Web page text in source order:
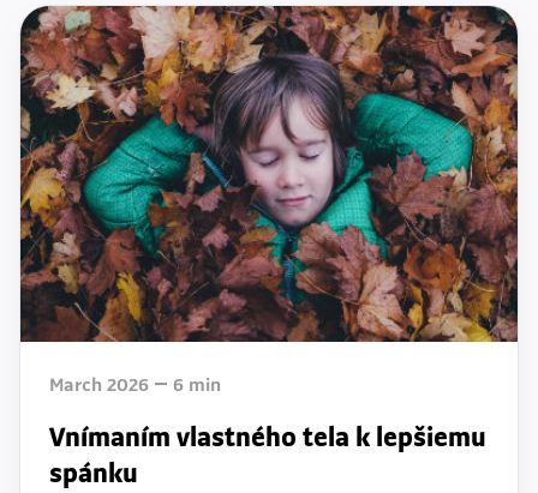
March 2026 6 min
Vnímaním vlastného tela k lepšiemu
spánku